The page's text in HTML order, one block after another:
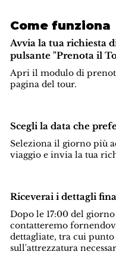
Come funziona
Avvia la tua richiesta
pulsante "Prenota il
Apri il modulo di
pagina del tour.
Scegli la data che
Seleziona il giorno più
viaggio e invia la tua
Riceverai i dettagli
Dopo le 17:00 del
contatteremo
dettagliate, tra cui
sull'attrezzatura